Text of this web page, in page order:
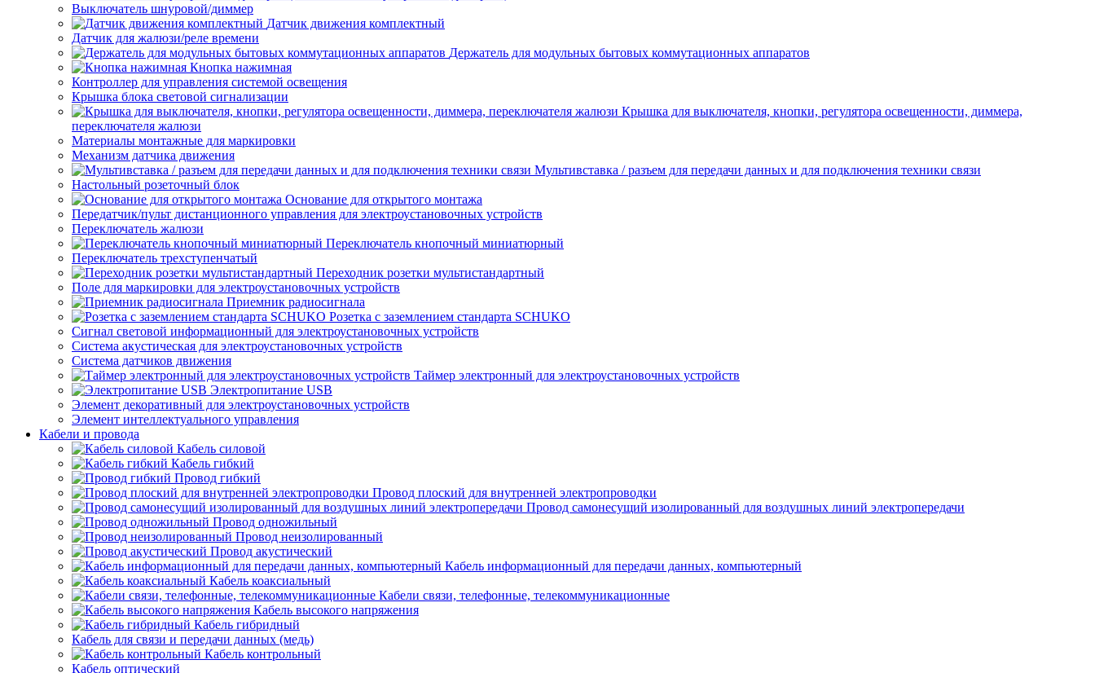
Выключатель шнуровой/диммер
Датчик движения комплектный
Датчик для жалюзи/реле времени
Держатель для модульных бытовых коммутационных аппаратов
Кнопка нажимная
Контроллер для управления системой освещения
Крышка блока световой сигнализации
Крышка для выключателя, кнопки, регулятора освещенности, диммера,
переключателя жалюзи
Материалы монтажные для маркировки
Механизм датчика движения
Мультивставка / разъем для передачи данных и для подключения техники связи
Настольный розеточный блок
Основание для открытого монтажа
Передатчик/пульт дистанционного управления для электроустановочных устройств
Переключатель жалюзи
Переключатель кнопочный миниатюрный
Переключатель трехступенчатый
Переходник розетки мультистандартный
Поле для маркировки для электроустановочных устройств
Приемник радиосигнала
Розетка с заземлением стандарта SCHUKO
Сигнал световой информационный для электроустановочных устройств
Система акустическая для электроустановочных устройств
Система датчиков движения
Таймер электронный для электроустановочных устройств
Электропитание USB
Элемент декоративный для электроустановочных устройств
Элемент интеллектуального управления
Кабели и провода
Кабель силовой
Кабель гибкий
Провод гибкий
Провод плоский для внутренней электропроводки
Провод самонесущий изолированный для воздушных линий электропередачи
Провод одножильный
Провод неизолированный
Провод акустический
Кабель информационный для передачи данных, компьютерный
Кабель коаксиальный
Кабели связи, телефонные, телекоммуникационные
Кабель высокого напряжения
Кабель гибридный
Кабель для связи и передачи данных (медь)
Кабель контрольный
Кабель оптический